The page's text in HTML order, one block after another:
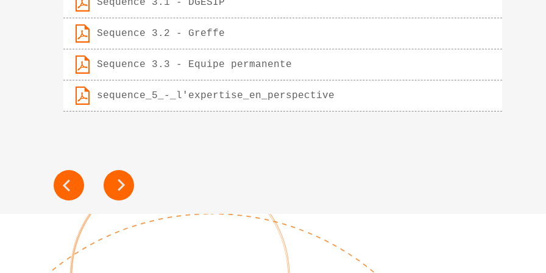
Sequence 3.1 - DGESIP
Sequence 3.2 - Greffe
Sequence 3.3 - Equipe permanente
sequence_5_-_l'expertise_en_perspective
NAVIGATION
DE
L’ARTICLE